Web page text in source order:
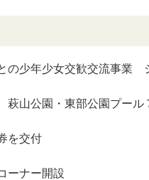
の少年少女交歓交流事業
山公園・東部公園プール
を交付
ーナー開設